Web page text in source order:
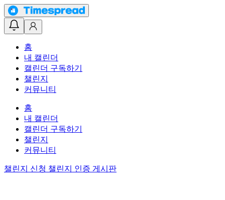
홈
내 캘린더
캘린더 구독하기
챌린지
커뮤니티
홈
내 캘린더
캘린더 구독하기
챌린지
커뮤니티
챌린지 신청 챌린지 인증 게시판